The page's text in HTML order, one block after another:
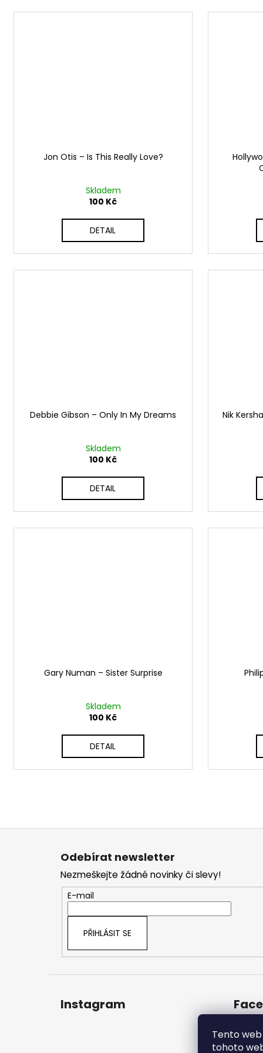
Tento
tohoto
Jon Otis ‎– Is This Really Love?
Skladem
100 Kč
DETAIL
Debbie Gibson ‎– Only In My Dreams
Skladem
100 Kč
DETAIL
Nik
Gary Numan ‎– Sister Surprise
Skladem
100 Kč
DETAIL
Odebírat newsletter
Nezmeškejte žádné novinky či slevy!
E-mail
PŘIHLÁSIT SE
Instagram